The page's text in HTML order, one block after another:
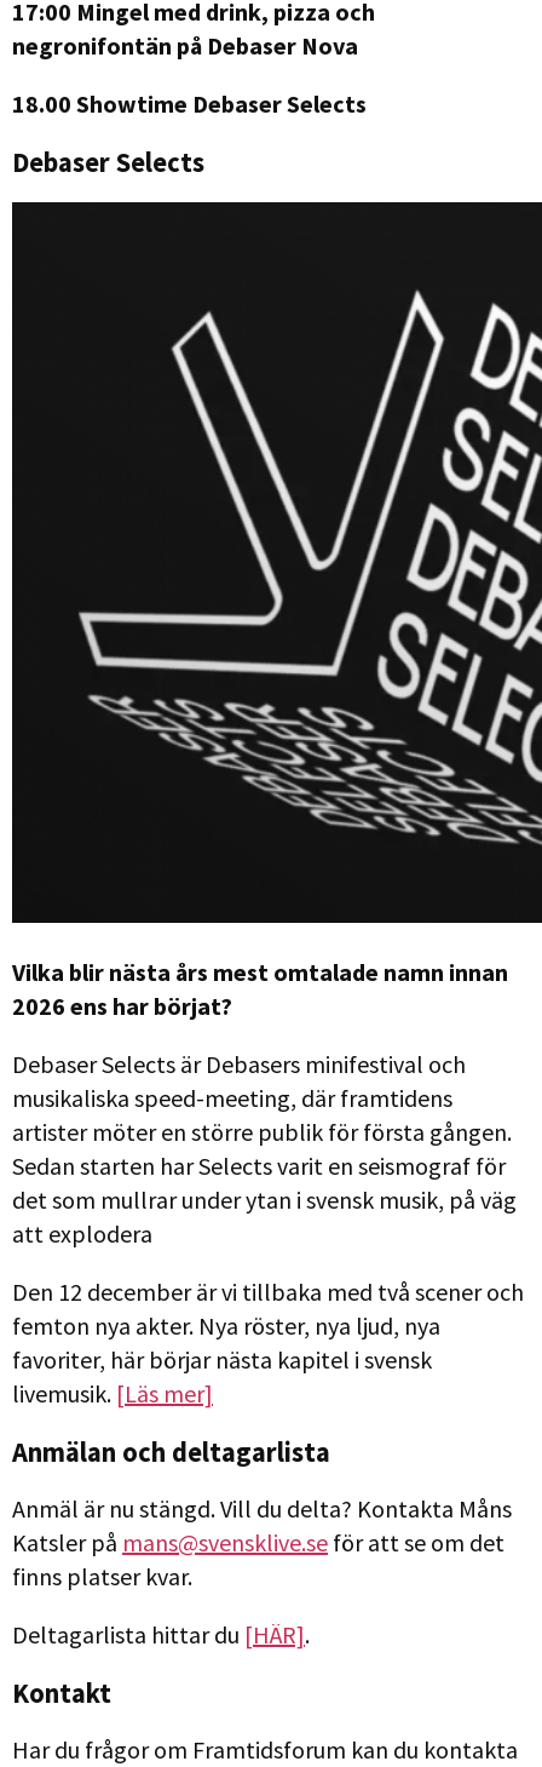
17:00 Mingel med drink, pizza och
negronifontän på Debaser Nova
18.00 Showtime Debaser Selects
Debaser Selects
Vilka blir nästa års mest omtalade namn innan
2026 ens har börjat?
Debaser Selects är Debasers minifestival och
musikaliska speed-meeting, där framtidens
artister möter en större publik för första gången.
Sedan starten har Selects varit en seismograf för
det som mullrar under ytan i svensk musik, på väg
att explodera
Den 12 december är vi tillbaka med två scener och
femton nya akter. Nya röster, nya ljud, nya
favoriter, här börjar nästa kapitel i svensk
livemusik. [Läs mer]
Anmälan och deltagarlista
Anmäl är nu stängd. Vill du delta? Kontakta Måns
Katsler på mans@svensklive.se för att se om det
finns platser kvar.
Deltagarlista hittar du [HÄR].
Kontakt
Har du frågor om Framtidsforum kan du kontakta